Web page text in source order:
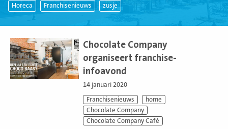
Horeca Franchisenieuws zusje
meer
Chocolate Company
organiseert franchise-
infoavond
14 januari 2020
Franchisenieuws
home
Chocolate Company
Chocolate Company Café